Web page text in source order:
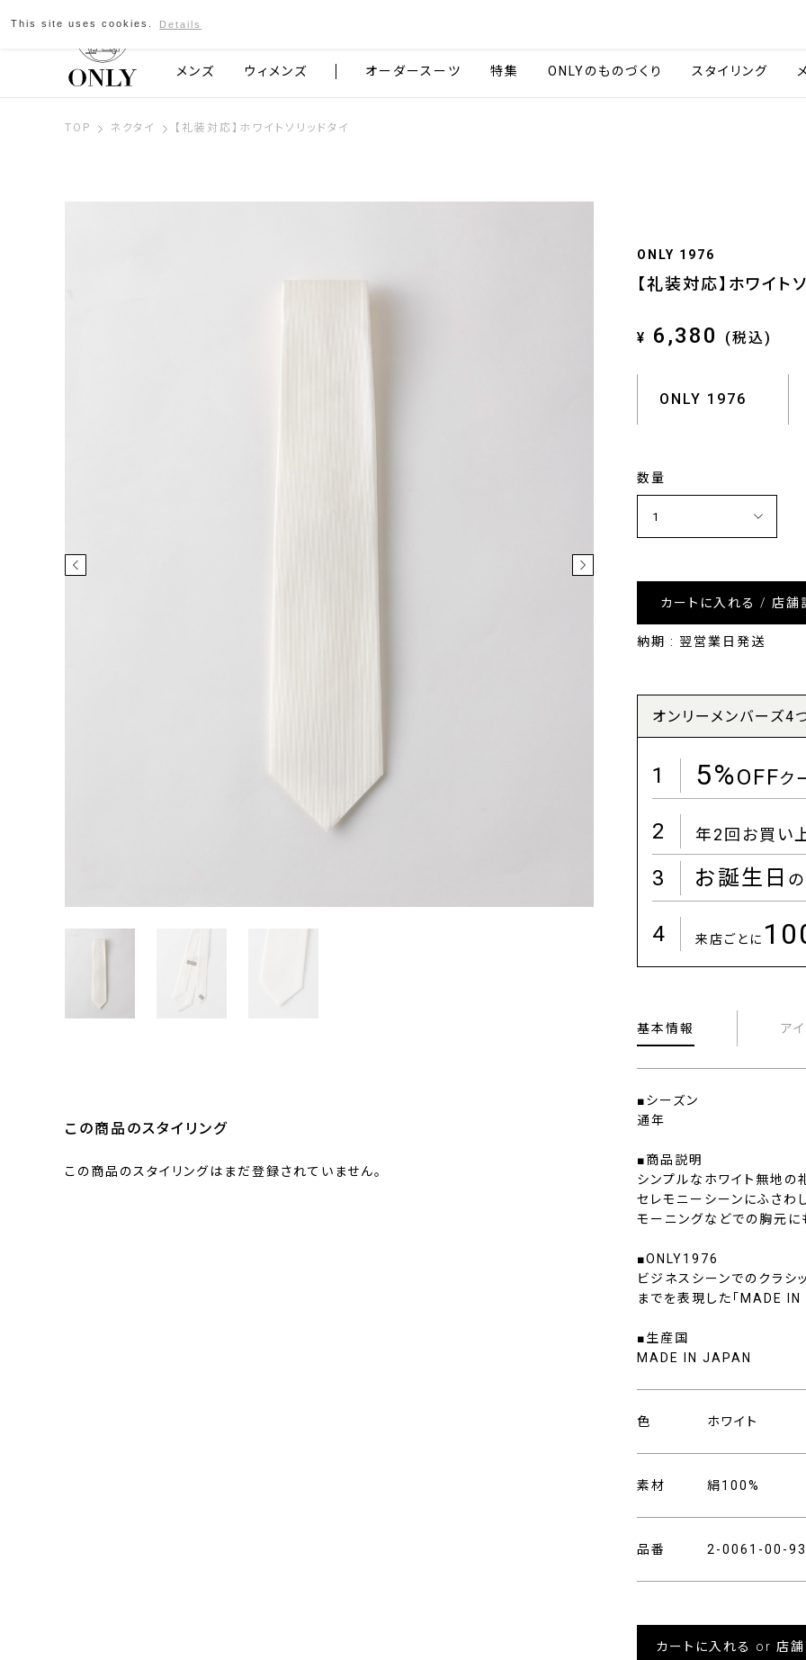
京都発のスーツブランド ONLY
メンズ ウィメンズ オーダースーツ 特集 ONLYのものづくり スタイリング
TOP ネクタイ 【礼装対応】ホワイトソリッドタイ
ONLY 1976
【礼装対応】ホワイト
¥ 6,380 (税込)
ONLY 1976
数量
カートに入れる / 店舗
納期 : 翌営業日発送
オンリーメンバーズ4
1 5%OFFク
2 年2回お買い
3 お誕生日
4 来店ごとに
基本情報 ア
■シーズン
通年
■商品説明
シンプルなホワイト無地の
セレモニーシーンにふさわ
モーニングなどでの胸元に
■ONLY1976
ビジネスシーンでのクラシ
までを表現した「MADE IN
■生産国
MADE IN JAPAN
色 ホワイト
素材 絹100%
品番 2-0061-00-
カートに入れる or 店
この商品のスタイリング
この商品のスタイリングはまだ登録されていません。
This site uses cookies. Details